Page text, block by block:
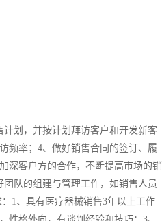
划，并按计划拜访客户和开发新客
频率；4、做好销售合同的签订、履
深客户方的合作，不断提高市场的销
队的组建与管理工作，如销售人员
1、具有医疗器械销售3年以上工作